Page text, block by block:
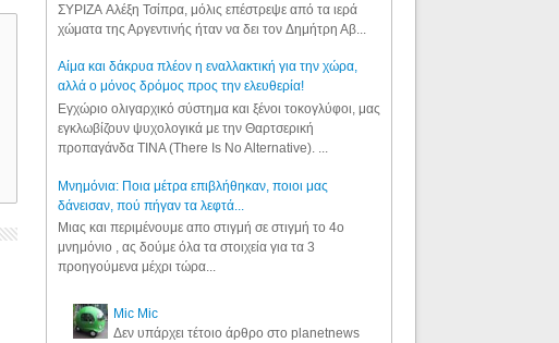
ΣΥΡΙΖΑ Αλέξη Τσίπρα, μόλις επέστρεψε από τα ιερά
χώματα της Αργεντινής ήταν να δει τον Δημήτρη Αβ...
Αίμα και δάκρυα πλέον η εναλλακτική για την χώρα,
αλλά ο μόνος δρόμος προς την ελευθερία!
Εγχώριο ολιγαρχικό σύστημα και ξένοι τοκογλύφοι, μας
εγκλωβίζουν ψυχολογικά με την Θαρτσερική
προπαγάνδα TINA (There Is No Alternative). ...
Μνημόνια: Ποια μέτρα επιβλήθηκαν, ποιοι μας
δάνεισαν, πού πήγαν τα λεφτά...
Μιας και περιμένουμε απο στιγμή σε στιγμή το 4ο
μνημόνιο , ας δούμε όλα τα στοιχεία για τα 3
προηγούμενα μέχρι τώρα...
Mic Mic
Δεν υπάρχει τέτοιο άρθρο στο planetnews